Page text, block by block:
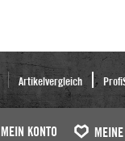
Artikelvergleich
MEIN KONTO